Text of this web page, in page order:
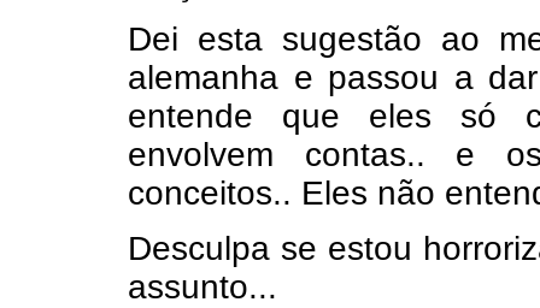
Dei esta sugestão ao
alemanha e passou a
entende que eles só
envolvem contas.. e
conceitos.. Eles não
Desculpa se estou
assunto...